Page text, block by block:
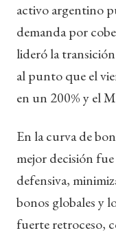
activo argentino
demanda por
lideró la
al punto que el
en un 200% y el
En la curva de
mejor decisión
defensiva,
bonos globales y
fuerte retroceso,